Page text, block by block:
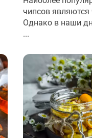
чипсов
Однако в наши
...